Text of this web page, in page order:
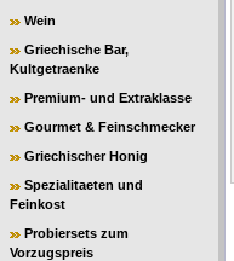
Wein
Griechische Bar,
Kultgetraenke
Premium- und Extraklasse
Gourmet & Feinschmecker
Griechischer Honig
Spezialitaeten und
Feinkost
Probiersets zum
Vorzugspreis